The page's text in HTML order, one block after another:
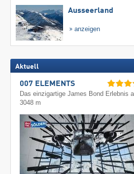
Ausseerland
anzeigen
Aktuell
007 ELEMENTS
Das einzigartige James Bond Erlebnis
3048 m